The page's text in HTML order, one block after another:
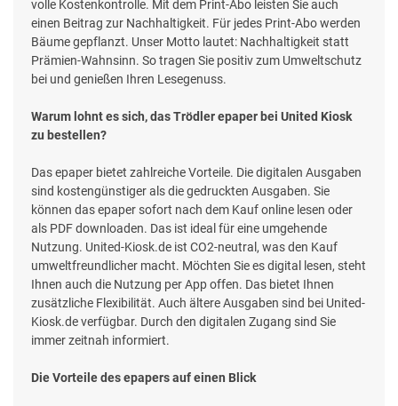
volle Kostenkontrolle. Mit dem Print-Abo leisten Sie auch
einen Beitrag zur Nachhaltigkeit. Für jedes Print-Abo werden
Bäume gepflanzt. Unser Motto lautet: Nachhaltigkeit statt
Prämien-Wahnsinn. So tragen Sie positiv zum Umweltschutz
bei und genießen Ihren Lesegenuss.
Warum lohnt es sich, das Trödler epaper bei United Kiosk
zu bestellen?
Das epaper bietet zahlreiche Vorteile. Die digitalen Ausgaben
sind kostengünstiger als die gedruckten Ausgaben. Sie
können das epaper sofort nach dem Kauf online lesen oder
als PDF downloaden. Das ist ideal für eine umgehende
Nutzung. United-Kiosk.de ist CO2-neutral, was den Kauf
umweltfreundlicher macht. Möchten Sie es digital lesen, steht
Ihnen auch die Nutzung per App offen. Das bietet Ihnen
zusätzliche Flexibilität. Auch ältere Ausgaben sind bei United-
Kiosk.de verfügbar. Durch den digitalen Zugang sind Sie
immer zeitnah informiert.
Die Vorteile des epapers auf einen Blick